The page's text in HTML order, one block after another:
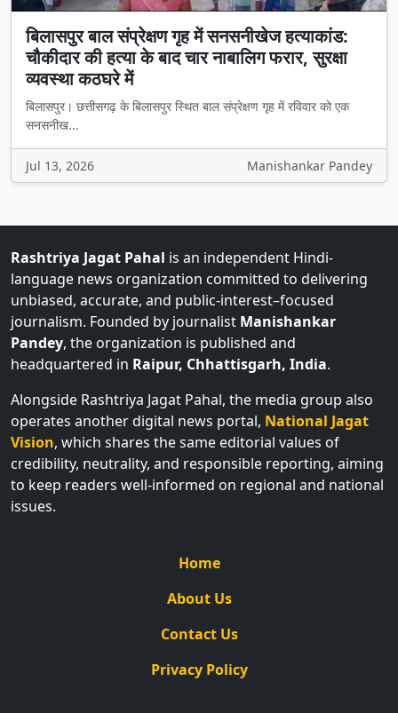
बिलासपुर बाल संप्रेक्षण गृह में सनसनीखेज हत्याकांड:
चौकीदार की हत्या के बाद चार नाबालिग फरार, सुरक्षा
व्यवस्था कठघरे में
बिलासपुर। छत्तीसगढ़ के बिलासपुर स्थित बाल संप्रेक्षण गृह में रविवार को एक
सनसनीख...
Jul 13, 2026 Manishankar Pandey
Rashtriya Jagat Pahal is an independent Hindi-
language news organization committed to delivering
unbiased, accurate, and public-interest–focused
journalism. Founded by journalist Manishankar
Pandey, the organization is published and
headquartered in Raipur, Chhattisgarh, India.
Alongside Rashtriya Jagat Pahal, the media group also
operates another digital news portal, National Jagat
Vision, which shares the same editorial values of
credibility, neutrality, and responsible reporting, aiming
to keep readers well-informed on regional and national
issues.
Home
About Us
Contact Us
Privacy Policy